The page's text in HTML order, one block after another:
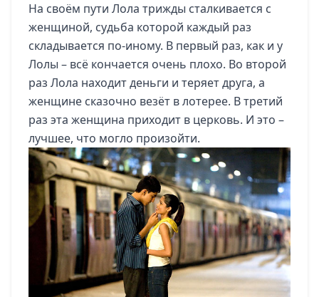
На своём пути Лола трижды сталкивается с
женщиной, судьба которой каждый раз
складывается по-иному. В первый раз, как и у
Лолы – всё кончается очень плохо. Во второй
раз Лола находит деньги и теряет друга, а
женщине сказочно везёт в лотерее. В третий
раз эта женщина приходит в церковь. И это –
лучшее, что могло произойти.